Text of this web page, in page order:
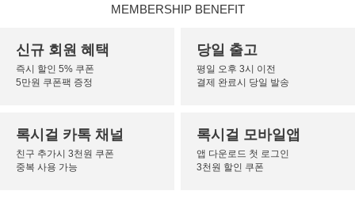
MEMBERSHIP BENEFIT
신규 회원 혜택
즉시 할인 5% 쿠폰
5만원 쿠폰팩 증정
당일 출고
평일 오후 3시 이전
결제 완료시 당일 발송
록시걸 카톡 채널
친구 추가시 3천원 쿠폰
중복 사용 가능
록시걸 모바일앱
앱 다운로드 첫 로그인
3천원 할인 쿠폰